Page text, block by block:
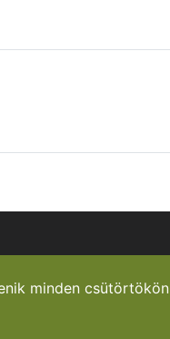
minden csütörtökön